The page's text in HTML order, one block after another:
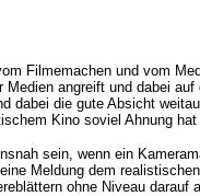
Filmemachen und vom
angreift und dabei
die gute Absicht
Kino soviel Ahnung
sein, wenn ein
Meldung dem
ohne Niveau